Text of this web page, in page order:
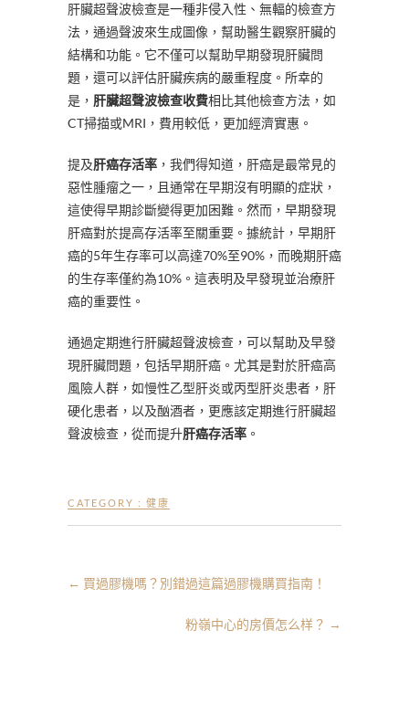
肝臟超聲波檢查是一種非侵入性、無輻的檢查方
法，通過聲波來生成圖像，幫助醫生觀察肝臟的
結構和功能。它不僅可以幫助早期發現肝臟問
題，還可以評估肝臟疾病的嚴重程度。所幸的
是， 肝臟超聲波檢查收費相比其他檢查方法，如
CT掃描或MRI，費用較低，更加經濟實惠。
提及肝癌存活率 ，我們得知道，肝癌是最常見的
惡性腫瘤之一，且通常在早期沒有明顯的症狀，
這使得早期診斷變得更加困難。然而，早期發現
肝癌對於提高存活率至關重要。據統計，早期肝
癌的5年生存率可以高達70%至90%，而晚期肝癌
的生存率僅約為10%。這表明及早發現並治療肝
癌的重要性。
通過定期進行肝臟超聲波檢查，可以幫助及早發
現肝臟問題，包括早期肝癌。尤其是對於肝癌高
風險人群，如慢性乙型肝炎或丙型肝炎患者，肝
硬化患者，以及酗酒者，更應該定期進行肝臟超
聲波檢查，從而提升肝癌存活率 。
CATEGORY : 健康
← 買過膠機嗎？別錯過這篇過膠機購買指南！
粉嶺中心的房價怎么样？ →